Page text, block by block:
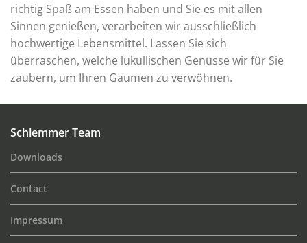
richtig Spaß am Essen haben und Sie es mit allen
Sinnen genießen, verarbeiten wir ausschließlich
hochwertige Lebensmittel. Lassen Sie sich
überraschen, welche lukullischen Genüsse wir für Sie
zaubern, um Ihren Gaumen zu verwöhnen.
Schlemmer Team
Downloads
Contact
Impressum